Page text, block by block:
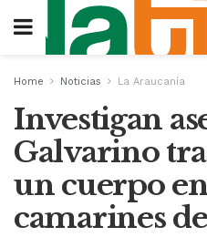
Home Noticias La Araucanía
Investigan
Galvarino
un cuerpo en
camarines